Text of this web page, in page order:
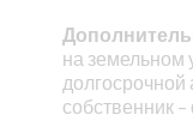
на земельном
собственник